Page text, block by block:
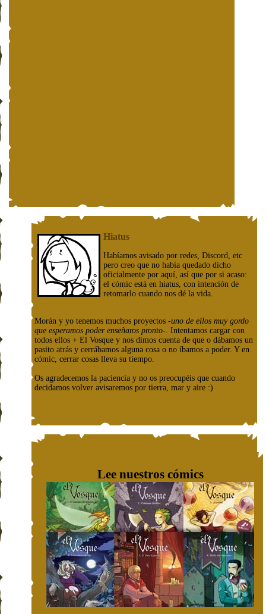
Hiatus
Habíamos avisado por redes, Discord, etc
pero creo que no había quedado dicho
oficialmente por aquí, así que por si acaso:
el cómic está en hiatus, con intención de
retomarlo cuando nos dé la vida.
Morán y yo tenemos muchos proyectos -uno de ellos muy gordo
que esperamos poder enseñaros pronto-. Intentamos cargar con
todos ellos + El Vosque y nos dimos cuenta de que o dábamos un
pasito atrás y cerrábamos alguna cosa o no íbamos a poder. Y en
cómic, cerrar cosas lleva su tiempo.
Os agradecemos la paciencia y no os preocupéis que cuando
decidamos volver avisaremos por tierra, mar y aire :)
Lee nuestros cómics